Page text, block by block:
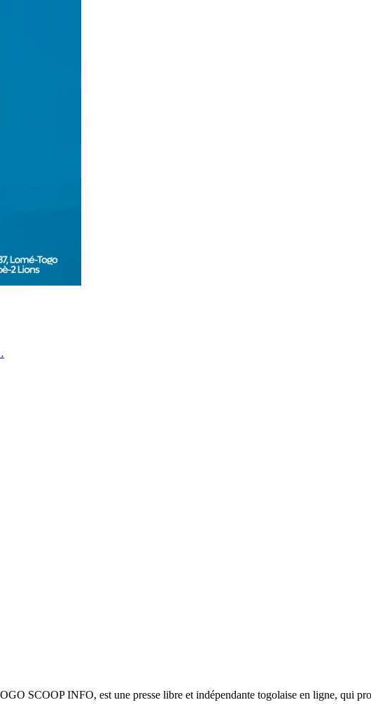
SCOOP INFO, est une presse libre et indépendante togolaise en ligne, qui